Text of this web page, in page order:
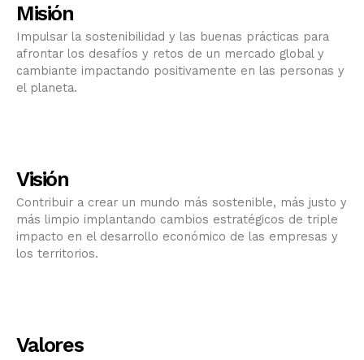
Misión
Impulsar la sostenibilidad y las buenas prácticas para
afrontar los desafíos y retos de un mercado global y
cambiante impactando positivamente en las personas y
el planeta.
Visión
Contribuir a crear un mundo más sostenible, más justo y
más limpio implantando cambios estratégicos de triple
impacto en el desarrollo económico de las empresas y
los territorios.
Valores